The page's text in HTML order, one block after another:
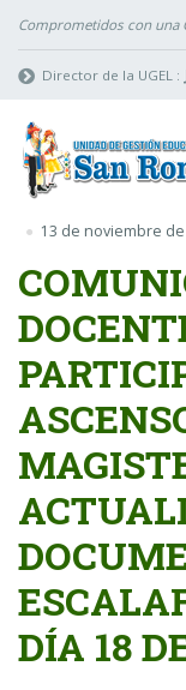
Comprometidos con una
Director de la UGEL :
13 de noviembre
DÍA 18